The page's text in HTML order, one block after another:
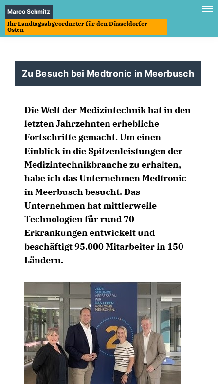
Marco Schmitz
Ihr Landtagsabgeordneter für den Düsseldorfer
Osten
Zu Besuch bei Medtronic in Meerbusch
Die Welt der Medizintechnik hat in den
letzten Jahrzehnten erhebliche
Fortschritte gemacht. Um einen
Einblick in die Spitzenleistungen der
Medizintechnikbranche zu erhalten,
habe ich das Unternehmen Medtronic
in Meerbusch besucht. Das
Unternehmen hat mittlerweile
Technologien für rund 70
Erkrankungen entwickelt und
beschäftigt 95.000 Mitarbeiter in 150
Ländern.